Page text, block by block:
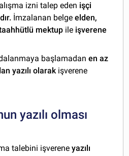
izni talep eden işçi
İmzalanan belge elden,
mektup ile işverene
başlamadanen az
yazılı olarakişverene
yazılı olması
talebini işvereneyazılı